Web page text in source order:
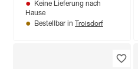
Keine Lieferung nach
Hause
Bestellbar in Troisdorf